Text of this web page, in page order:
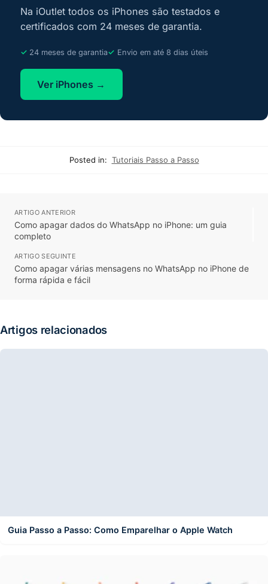
Na iOutlet todos os iPhones são testados e
certificados com 24 meses de garantia.
24 meses de garantia Envio em até 8 dias úteis
Ver iPhones →
Posted in: Tutoriais Passo a Passo
ARTIGO ANTERIOR
Como apagar dados do WhatsApp no iPhone: um guia
completo
ARTIGO SEGUINTE
Como apagar várias mensagens no WhatsApp no iPhone de
forma rápida e fácil
Artigos relacionados
Guia Passo a Passo: Como Emparelhar o Apple Watch